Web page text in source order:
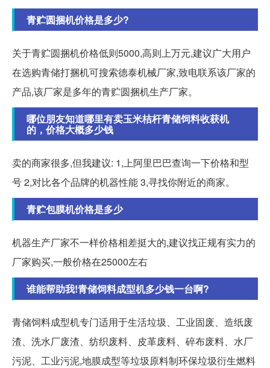
青贮圆捆机价格是多少?
关于青贮圆捆机价格低则5000,高则上万元,建议广大用户
在选购青储打捆机可搜索德泰机械厂家,致电联系该厂家的
产品,该厂家是多年的青贮圆捆机生产厂家。
哪位朋友知道哪里有卖玉米桔杆青储饲料收获机
的，价格大概多少钱
卖的商家很多,但我建议: 1,上阿里巴巴查询一下价格和型
号 2,对比各个品牌的机器性能 3,寻找你附近的商家。
青贮包膜机价格是多少
机器生产厂家不一样价格相差挺大的,建议找正规有实力的
厂家购买,一般价格在25000左右
谁能帮助我!青储饲料成型机多少钱一台啊?
青储饲料成型机专门适用于生活垃圾、工业固废、造纸废
渣、洗水厂废渣、纺织废料、皮革废料、碎布废料、水厂
污泥、工业污泥,地膜成型等垃圾原料制环保垃圾衍生燃料